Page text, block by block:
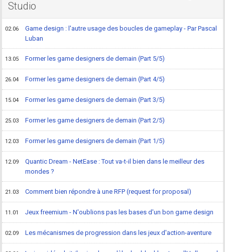
Studio
02.06
Game design : l'autre usage des boucles de gameplay - Par Pascal
Luban
13.05 Former les game designers de demain (Part 5/5)
26.04 Former les game designers de demain (Part 4/5)
15.04 Former les game designers de demain (Part 3/5)
25.03 Former les game designers de demain (Part 2/5)
12.03 Former les game designers de demain (Part 1/5)
12.09
Quantic Dream - NetEase : Tout va-t-il bien dans le meilleur des
mondes ?
21.03 Comment bien répondre à une RFP (request for proposal)
11.01 Jeux freemium - N'oublions pas les bases d'un bon game design
02.09 Les mécanismes de progression dans les jeux d'action-aventure